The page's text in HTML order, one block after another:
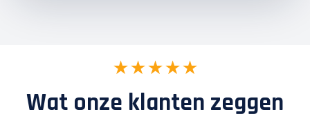
★★★★★
Wat onze klanten zeggen